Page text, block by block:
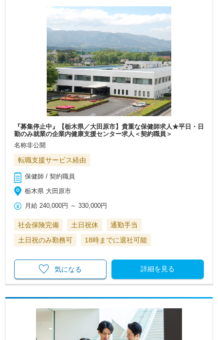
『募集停止中』【栃木県／大田原市】貴重な保健師求人★平日・日
勤のみ就業の企業内健康支援センター求人＜契約職員＞
名称非公開
転職支援サービス経由
保健師 / 契約職員
栃木県 大田原市
月給 240,000円 ～330,000円
社会保険完備 土日祝休
通勤手当
土日祝のみ勤務可
18時までに退社可能
詳細を見る
気になる